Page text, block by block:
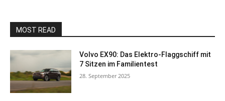
MOST READ
Volvo EX90: Das Elektro-Flaggschiff mit
7 Sitzen im Familientest
28. September 2025